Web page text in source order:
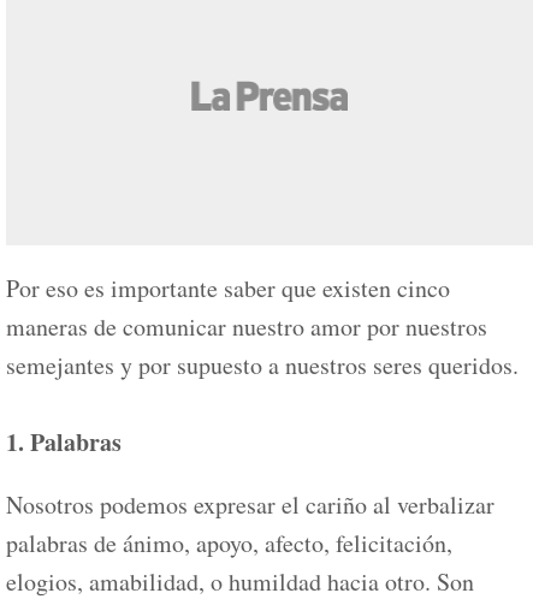
Por eso es importante saber que existen cinco
maneras de comunicar nuestro amor por nuestros
semejantes y por supuesto a nuestros seres queridos.
1. Palabras
Nosotros podemos expresar el cariño al verbalizar
palabras de ánimo, apoyo, afecto, felicitación,
elogios, amabilidad, o humildad hacia otro. Son